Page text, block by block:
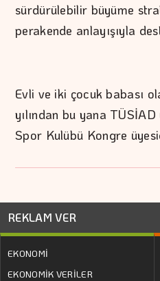
sürdürülebilir büyüme
perakende anlayışıyla
Evli ve iki çocuk babası
yılından bu yana
Spor Kulübü Kongre
REKLAM VER
EKONOMİ
EKONOMİK VERİLER